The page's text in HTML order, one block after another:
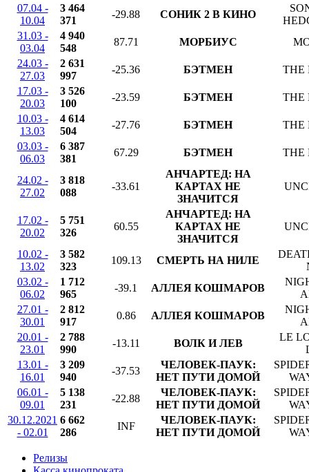
07.04 -
10.04
3 464
371
-29.88 СОНИК 2 В КИНО
31.03 -
03.04
4 940
548
87.71 МОРБИУС
24.03 -
27.03
2 631
997
-25.36 БЭТМЕН
THE
17.03 -
20.03
3 526
100
-23.59 БЭТМЕН
THE
10.03 -
13.03
4 614
504
-27.76 БЭТМЕН
THE
03.03 -
06.03
6 387
381
67.29 БЭТМЕН THE
24.02 -
27.02
3 818
088
-33.61
АНЧАРТЕД: НА
КАРТАХ НЕ
ЗНАЧИТСЯ
17.02 -
20.02
5 751
326
60.55
АНЧАРТЕД: НА
КАРТАХ НЕ
ЗНАЧИТСЯ
10.02 -
13.02
3 582
323
109.13 СМЕРТЬ НА НИЛЕ
03.02 -
06.02
1 712
965
-39.1 АЛЛЕЯ КОШМАРОВ
27.01 -
30.01
2 812
917
0.86 АЛЛЕЯ КОШМАРОВ
20.01 -
23.01
2 788
990
-13.11 ВОЛК И ЛЕВ
LE
13.01 -
16.01
3 209
940
-37.53
ЧЕЛОВЕК-ПАУК:
НЕТ ПУТИ ДОМОЙ
06.01 -
09.01
5 138
231
-22.88
ЧЕЛОВЕК-ПАУК:
НЕТ ПУТИ ДОМОЙ
30.12.2021
- 02.01
6 662
286
INF
ЧЕЛОВЕК-ПАУК:
НЕТ ПУТИ ДОМОЙ
Релизы